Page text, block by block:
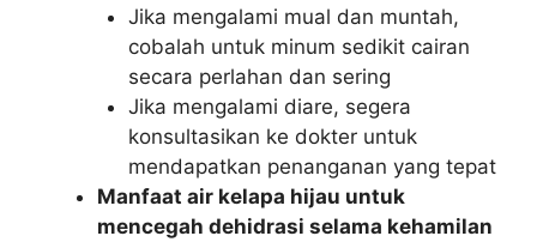
Jika mengalami mual dan muntah,
cobalah untuk minum sedikit cairan
secara perlahan dan sering
Jika mengalami diare, segera
konsultasikan ke dokter untuk
mendapatkan penanganan yang tepat
Manfaat air kelapa hijau untuk
mencegah dehidrasi selama kehamilan